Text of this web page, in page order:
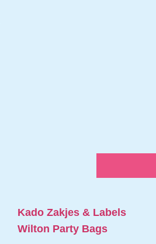
Kado Zakjes & Labels
Wilton Party Bags